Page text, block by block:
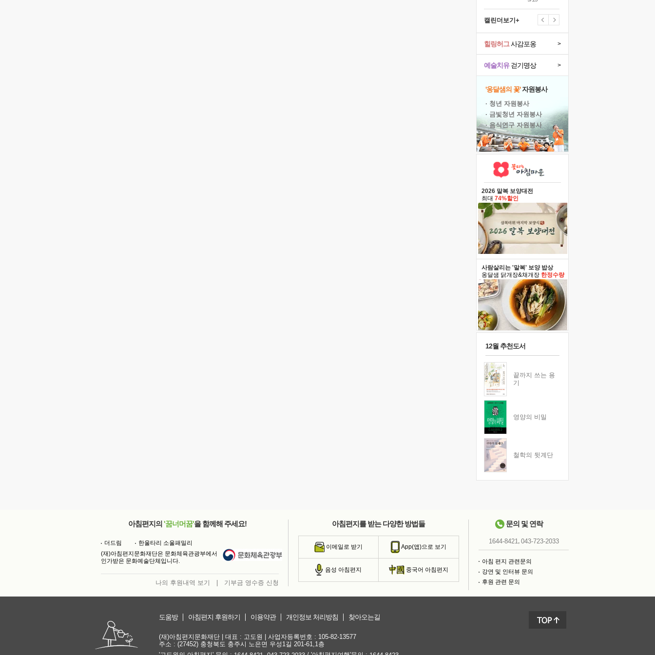
캘린더보기+
예술치유걷기명상 >
힐링허그사감포옹 >
'옹달샘의 꽃'자원봉사
· 청년 자원봉사
· 금빛청년 자원봉사
· 음식연구 자원봉사
2026 말복 보양대전
최대 74%할인
사람살리는 '말복' 보양 밥상
옹달샘 닭개장&채개장 한정수량
12월 추천도서
끝까지 쓰는 용
기
영양의 비밀
철학의 뒷계단
아침편지의 '꿈너머꿈'을 함께해 주세요!
더드림
한울타리 소울패밀리
(재)아침편지문화재단은 문화체육관광부에서
인가받은 문화예술단체입니다.
나의 후원내역 보기 기부금 영수증 신청
아침편지를 받는 다양한 방법들
이메일로 받기 App(앱)으로 보기
음성 아침편지 중국어 아침편지
문의 및 연락
1644-8421, 043-723-2033
아침 편지 관련문의
강연 및 인터뷰 문의
후원 관련 문의
도움방 아침편지 후원하기 이용약관 개인정보 처리방침 찾아오는길
(재)아침편지문화재단 | 대표 : 고도원 | 사업자등록번호 : 105-82-13577
주소 : (27452) 충청북도 충주시 노은면 우성1길 201-61,1층